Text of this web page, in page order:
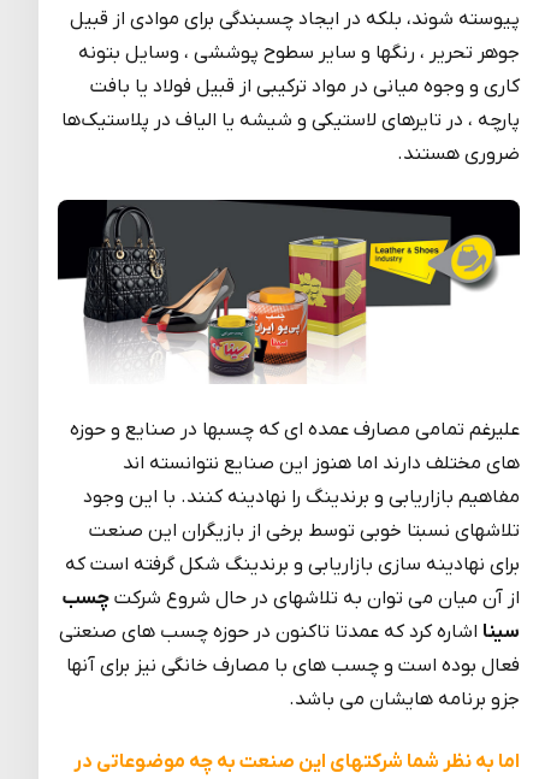
پیوسته شوند، بلکه در ایجاد چسبندگی برای موادی از قبیل
جوهر تحریر ، رنگها و سایر سطوح پوششی ، وسایل بتونه
کاری و وجوه میانی در مواد ترکیبی از قبیل فولاد یا بافت
پارچه ، در تایرهای لاستیکی و شیشه‌ یا الیاف در پلاستیک‌ها
ضروری هستند.
علیرغم تمامی مصارف عمده ای که چسبها در صنایع و حوزه
های مختلف دارند اما هنوز این صنایع نتوانسته اند
مفاهیم بازاریابی و برندینگ را نهادینه کنند. با این وجود
تلاشهای نسبتا خوبی توسط برخی از بازیگران این صنعت
برای نهادینه سازی بازاریابی و برندینگ شکل گرفته است که
از آن میان می توان به تلاشهای در حال شروع شرکت چسب
سینا اشاره کرد که عمدتا تاکنون در حوزه چسب های صنعتی
فعال بوده است و چسب های با مصارف خانگی نیز برای آنها
جزو برنامه هایشان می باشد.
اما به نظر شما شرکتهای این صنعت به چه موضوعاتی در